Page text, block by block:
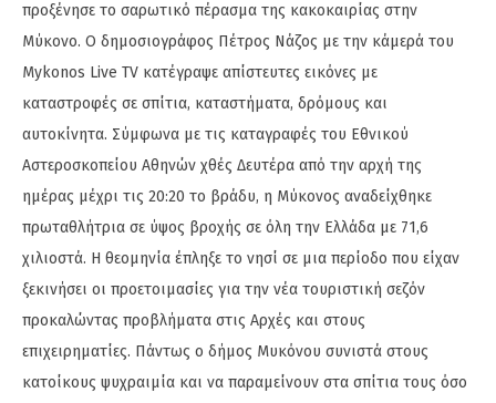
προξένησε το σαρωτικό πέρασμα της κακοκαιρίας στην
Μύκονο. Ο δημοσιογράφος Πέτρος Νάζος με την κάμερά του
Mykonos Live TV κατέγραψε απίστευτες εικόνες με
καταστροφές σε σπίτια, καταστήματα, δρόμους και
αυτοκίνητα. Σύμφωνα με τις καταγραφές του Εθνικού
Αστεροσκοπείου Αθηνών χθές Δευτέρα από την αρχή της
ημέρας μέχρι τις 20:20 το βράδυ, η Μύκονος αναδείχθηκε
πρωταθλήτρια σε ύψος βροχής σε όλη την Ελλάδα με 71,6
χιλιοστά. Η θεομηνία έπληξε το νησί σε μια περίοδο που είχαν
ξεκινήσει οι προετοιμασίες για την νέα τουριστική σεζόν
προκαλώντας προβλήματα στις Αρχές και στους
επιχειρηματίες. Πάντως ο δήμος Μυκόνου συνιστά στους
κατοίκους ψυχραιμία και να παραμείνουν στα σπίτια τους όσο